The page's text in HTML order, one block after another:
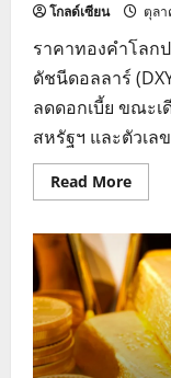
โกลด์เซียน ตุลา
ราคาทองคำโลก
ดัชนีดอลลาร์
ลดดอกเบี้ย ขณะ
สหรัฐฯ และตัวเ
Read MoreRead
more
โน้ม
ราคา
ทอง
3
ต.ค.
68